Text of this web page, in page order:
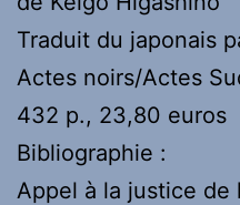
Traduit du japonais
Actes noirs/Actes
432 p., 23,80 euros
Bibliographie :
Appel à la justice de